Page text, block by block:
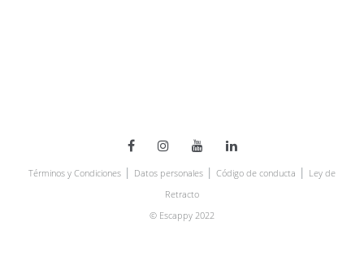
Términos y Condiciones | Datos personales | Código de conducta | Ley de
Retracto
© Escappy 2022